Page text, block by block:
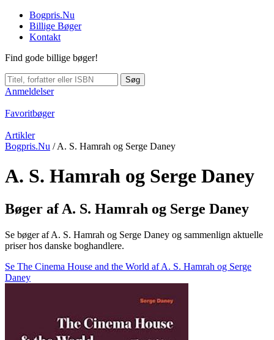
Bogpris.Nu
Billige Bøger
Kontakt
Find gode billige bøger!
Søg
Anmeldelser
Favoritbøger
Artikler
Bogpris.Nu /A. S. Hamrah og Serge Daney
A. S. Hamrah og Serge Daney
Bøger af A. S. Hamrah og Serge Daney
Se bøger af A. S. Hamrah og Serge Daney og sammenlign aktuelle
priser hos danske boghandlere.
Se The Cinema House and the World af A. S. Hamrah og Serge
Daney